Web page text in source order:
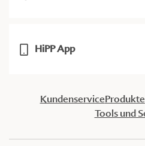
HiPP App
KundenserviceProdukte
Tools und